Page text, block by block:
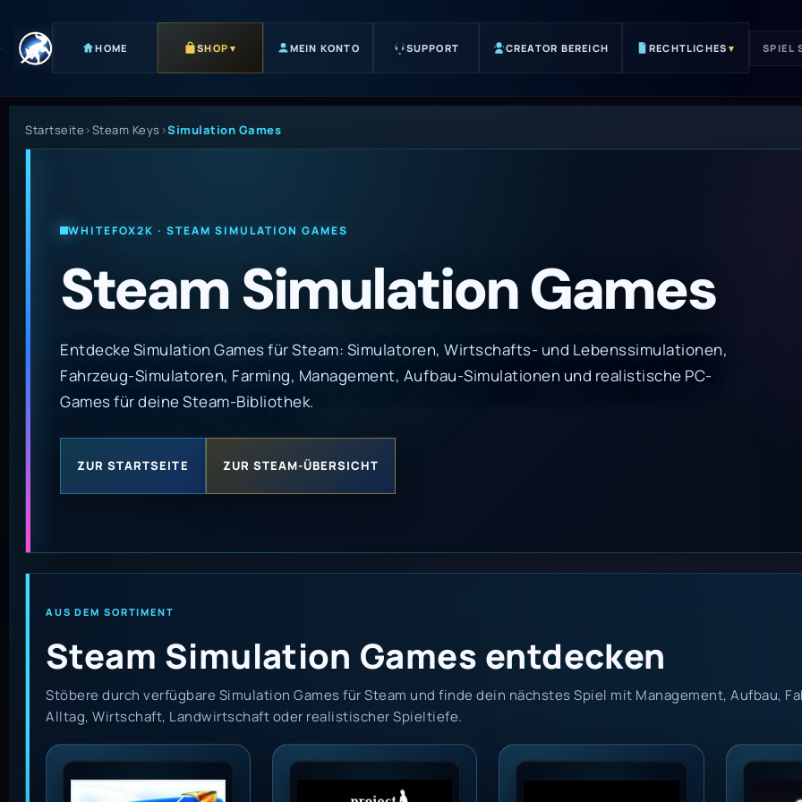
HOME SHOP ▾ MEIN KONTO SUPPORT CREATOR BEREICH RECHTLICHES ▾ SPIEL
Startseite›Steam Keys›Simulation Games
WHITEFOX2K · STEAM SIMULATION GAMES
Steam Simulation Games
Entdecke Simulation Games für Steam: Simulatoren, Wirtschafts- und Lebenssimulationen,
Fahrzeug-Simulatoren, Farming, Management, Aufbau-Simulationen und realistische PC-
Games für deine Steam-Bibliothek.
ZUR STARTSEITE ZUR STEAM-ÜBERSICHT
AUS DEM SORTIMENT
Steam Simulation Games entdecken
Stöbere durch verfügbare Simulation Games für Steam und finde dein nächstes Spiel mit Management, Aufbau,
Alltag, Wirtschaft, Landwirtschaft oder realistischer Spieltiefe.
Stunt Kite Masters VR Steam Key GLOBALProject Zomboid Steam Key GLOBALHouse of Evil Steam Global